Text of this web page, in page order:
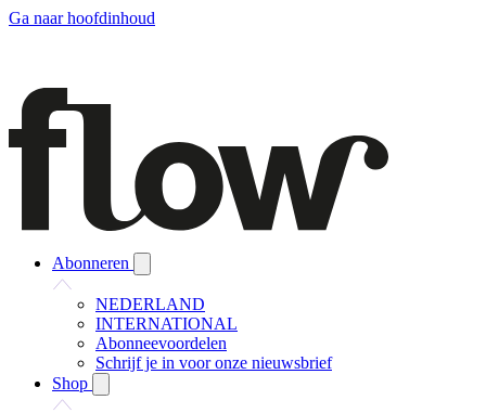
Ga naar hoofdinhoud
Abonneren
NEDERLAND
INTERNATIONAL
Abonneevoordelen
Schrijf je in voor onze nieuwsbrief
Shop